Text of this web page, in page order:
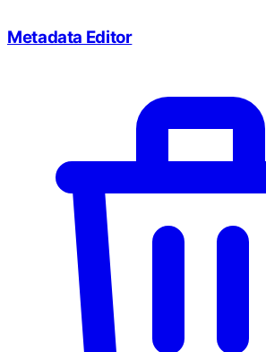
Metadata Editor